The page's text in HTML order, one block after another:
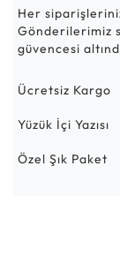
Her
Gönderilerimiz
güvencesi
Ücretsiz Kargo
Yüzük İçi Yazısı
Özel Şık Paket